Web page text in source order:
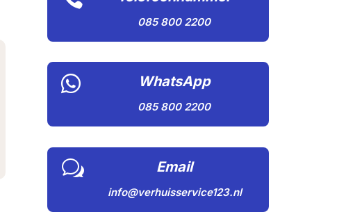
085 800 2200
 WhatsApp
085 800 2200
w Email
info@verhuisservice123.nl